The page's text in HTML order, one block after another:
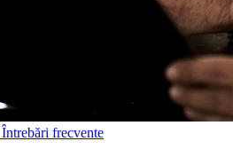
Întrebări frecvente